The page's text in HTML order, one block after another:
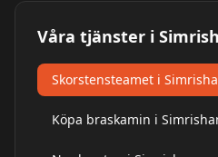
Våra tjänster i
Skorstensteamet i
Köpa braskamin i